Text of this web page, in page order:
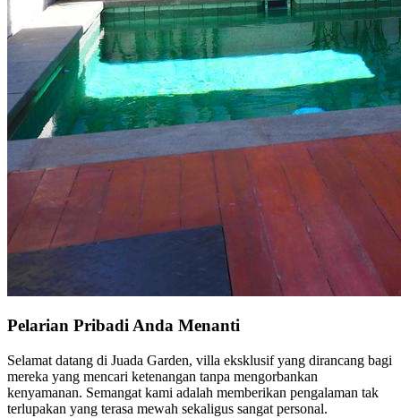
Pelarian Pribadi Anda Menanti
Selamat datang di Juada Garden, villa eksklusif yang dirancang bagi
mereka yang mencari ketenangan tanpa mengorbankan
kenyamanan. Semangat kami adalah memberikan pengalaman tak
terlupakan yang terasa mewah sekaligus sangat personal.